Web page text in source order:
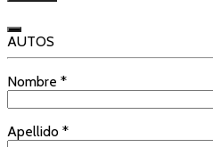
AUTOS
Nombre *
Apellido *